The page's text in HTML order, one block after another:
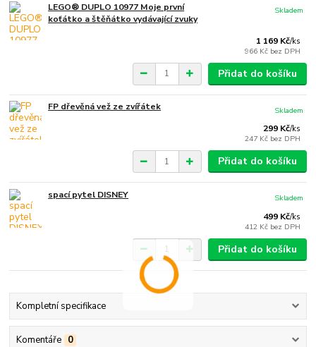
LEGO® DUPLO 10977 Moje první
koťátko a štěňátko vydávající zvuky
1 169 Kč/ks
966 Kč bez DPH
Skladem
Přidat do košíku
FP dřevěná vež ze zvířátek
299 Kč/ks
247 Kč bez DPH
Skladem
Přidat do košíku
spací pytel DISNEY
499 Kč/ks
412 Kč bez DPH
Skladem
Přidat do košíku
Kompletní specifikace
Komentáře 0